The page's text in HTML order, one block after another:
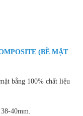
(BỀ MẶT
bằng 100% chất liệu
40mm.